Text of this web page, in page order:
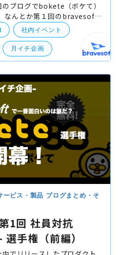
ブログでbokete（ボケて）
なんとか第１回のbravesoft
、まいまいと振り返りなが
社内イベント
月イチ企画
ービス・製品 ブログまとめ・そ
1回 社員対抗
手権（前編）